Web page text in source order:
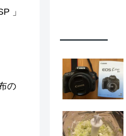
」
の